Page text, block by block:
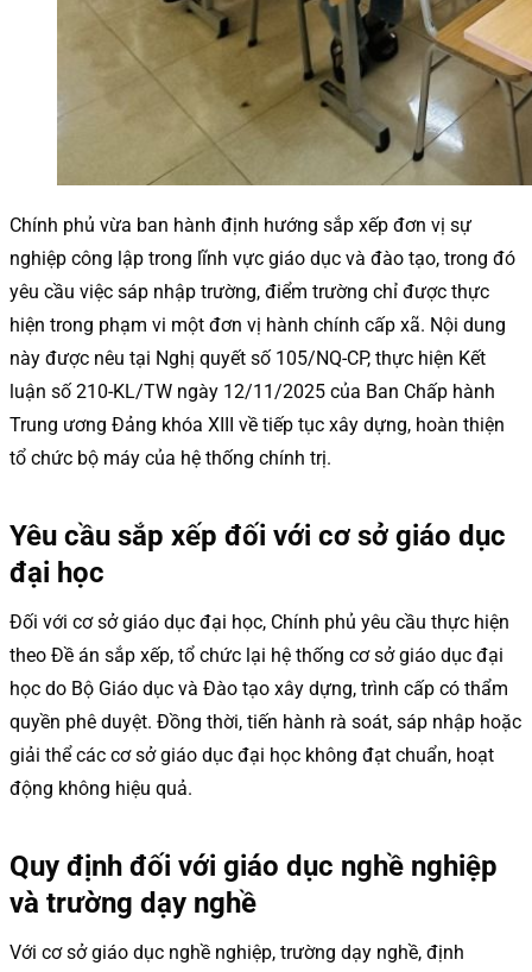
Chính phủ vừa ban hành định hướng sắp xếp đơn vị sự
nghiệp công lập trong lĩnh vực giáo dục và đào tạo, trong đó
yêu cầu việc sáp nhập trường, điểm trường chỉ được thực
hiện trong phạm vi một đơn vị hành chính cấp xã. Nội dung
này được nêu tại Nghị quyết số 105/NQ-CP, thực hiện Kết
luận số 210-KL/TW ngày 12/11/2025 của Ban Chấp hành
Trung ương Đảng khóa XIII về tiếp tục xây dựng, hoàn thiện
tổ chức bộ máy của hệ thống chính trị.
Yêu cầu sắp xếp đối với cơ sở giáo dục
đại học
Đối với cơ sở giáo dục đại học, Chính phủ yêu cầu thực hiện
theo Đề án sắp xếp, tổ chức lại hệ thống cơ sở giáo dục đại
học do Bộ Giáo dục và Đào tạo xây dựng, trình cấp có thẩm
quyền phê duyệt. Đồng thời, tiến hành rà soát, sáp nhập hoặc
giải thể các cơ sở giáo dục đại học không đạt chuẩn, hoạt
động không hiệu quả.
Quy định đối với giáo dục nghề nghiệp
và trường dạy nghề
Với cơ sở giáo dục nghề nghiệp, trường dạy nghề, định